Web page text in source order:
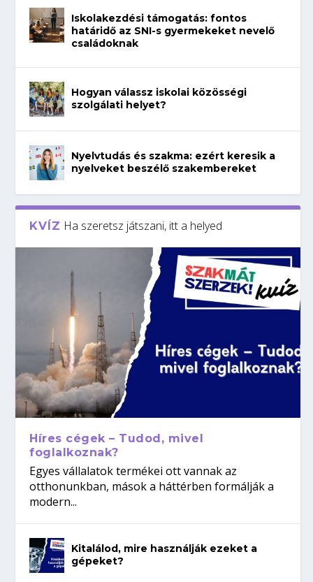
Iskolakezdési támogatás: fontos
határidő az SNI-s gyermekeket nevelő
családoknak
Hogyan válassz iskolai közösségi
szolgálati helyet?
Nyelvtudás és szakma: ezért keresik a
nyelveket beszélő szakembereket
KVÍZ Ha szeretsz játszani, itt a helyed
Híres cégek – Tudod, mivel
foglalkoznak?
Egyes vállalatok termékei ott vannak az
otthonunkban, mások a háttérben formálják a
modern...
Kitalálod, mire használják ezeket a
gépeket?